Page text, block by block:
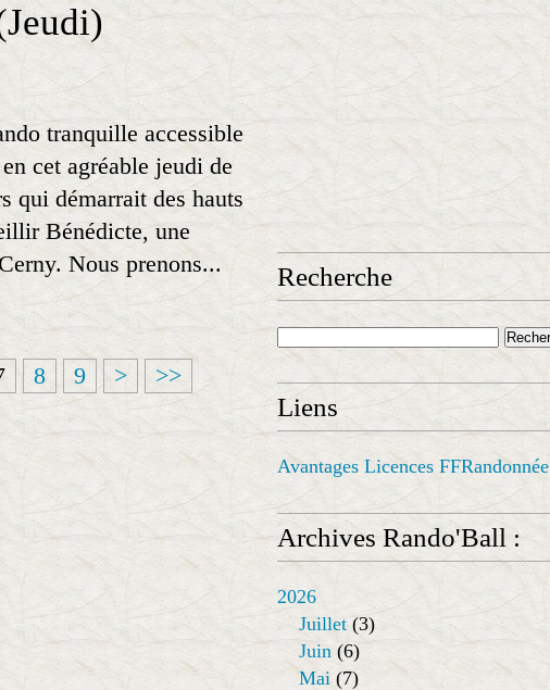
tranquille accessible
cet agréable jeudi de
qui démarrait des hauts
Bénédicte, une
Nous prenons...
8 9 > >>
Recherche
Liens
Avantages Licences FFRandonnée
Archives Rando'Ball :
2026
Juillet (3)
Juin (6)
Mai (7)